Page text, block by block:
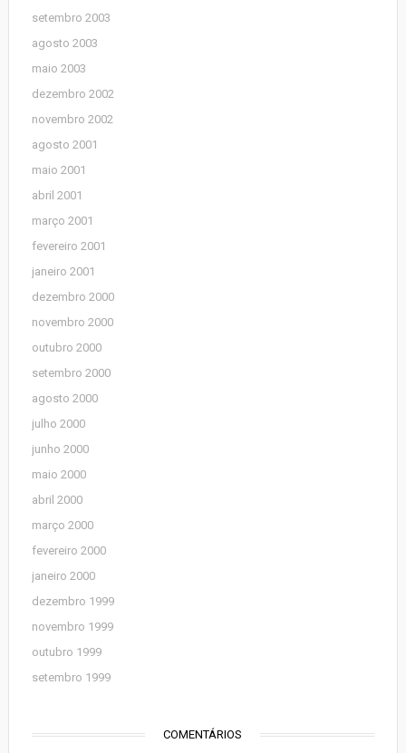
setembro 2003
agosto 2003
maio 2003
dezembro 2002
novembro 2002
agosto 2001
maio 2001
abril 2001
março 2001
fevereiro 2001
janeiro 2001
dezembro 2000
novembro 2000
outubro 2000
setembro 2000
agosto 2000
julho 2000
junho 2000
maio 2000
abril 2000
março 2000
fevereiro 2000
janeiro 2000
dezembro 1999
novembro 1999
outubro 1999
setembro 1999
COMENTÁRIOS